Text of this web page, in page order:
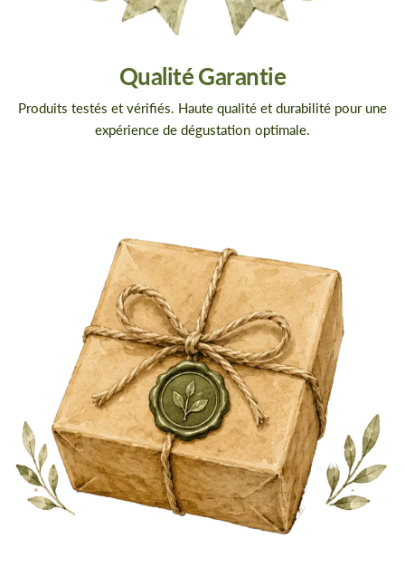
Qualité Garantie
Produits testés et vérifiés. Haute qualité et durabilité pour une
expérience de dégustation optimale.